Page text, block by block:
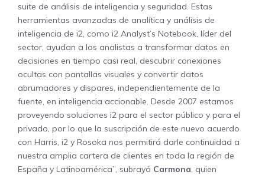
suite de análisis de inteligencia y seguridad. Estas
herramientas avanzadas de analítica y análisis de
inteligencia de i2, como i2 Analyst’s Notebook, líder del
sector, ayudan a los analistas a transformar datos en
decisiones en tiempo casi real, descubrir conexiones
ocultas con pantallas visuales y convertir datos
abrumadores y dispares, independientemente de la
fuente, en inteligencia accionable. Desde 2007 estamos
proveyendo soluciones i2 para el sector público y para el
privado, por lo que la suscripción de este nuevo acuerdo
con Harris, i2 y Rosoka nos permitirá darle continuidad a
nuestra amplia cartera de clientes en toda la región de
España y Latinoamérica”, subrayó Carmona, quien